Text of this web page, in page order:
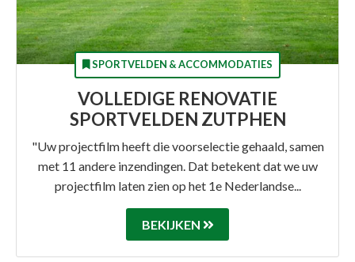
SPORTVELDEN & ACCOMMODATIES
VOLLEDIGE RENOVATIE
SPORTVELDEN ZUTPHEN
"Uw projectfilm heeft die voorselectie gehaald, samen
met 11 andere inzendingen. Dat betekent dat we uw
projectfilm laten zien op het 1e Nederlandse...
BEKIJKEN